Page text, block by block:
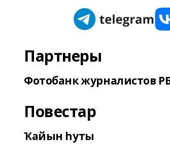
Партнеры
Фотобанк журналистов
Повестар
Ҡайын һуты